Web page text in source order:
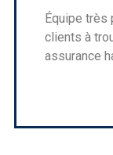
Équipe
clients à
assurance